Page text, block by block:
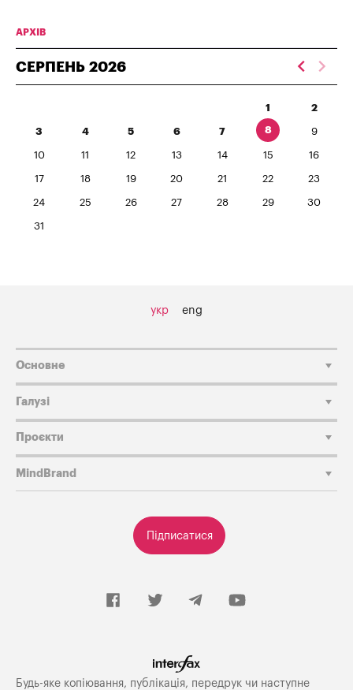
АРХІВ
СЕРПЕНЬ 2026
1 2
3 4 5 6 7 8 9
10 11 12 13 14 15 16
17 18 19 20 21 22 23
24 25 26 27 28 29 30
31
укр eng
Підписатися
Основне
Галузі
Проєкти
MindBrand
Будь-яке копiювання, публiкацiя, передрук чи наступне